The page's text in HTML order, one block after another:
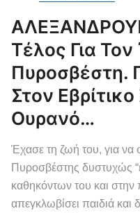
Τέλος Για
Πυροσβέστη.
Στον
Ουρανό…
Έχασε τη ζωή του, για να
Πυροσβέστης δυστυχώς
καθηκόντων του και
απεγκλωβίσει παιδιά και